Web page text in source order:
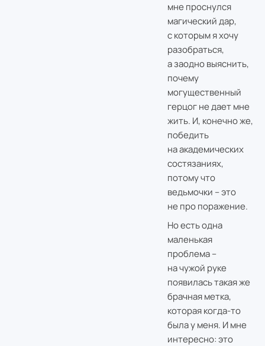
мне проснулся
магический дар,
с которым я хочу
разобраться,
а заодно выяснить,
почему
могущественный
герцог не дает мне
жить. И, конечно же,
победить
на академических
состязаниях,
потому что
ведьмочки – это
не про поражение.
Но есть одна
маленькая
проблема –
на чужой руке
появилась такая же
брачная метка,
которая когда-то
была у меня. И мне
интересно: это